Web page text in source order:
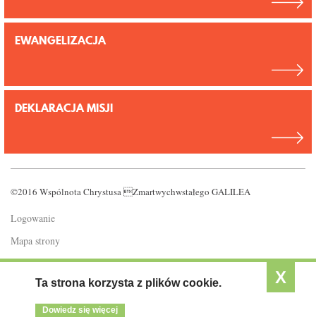
EWANGELIZACJA
DEKLARACJA MISJI
©2016 Wspólnota Chrystusa Zmartwychwstałego GALILEA
Logowanie
Mapa strony
Polityka prywatności
Ta strona korzysta z plików cookie.
Dowiedz się więcej
X